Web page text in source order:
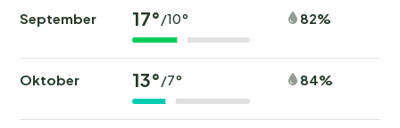
September 17°/10° 82%
Oktober 13°/7° 84%